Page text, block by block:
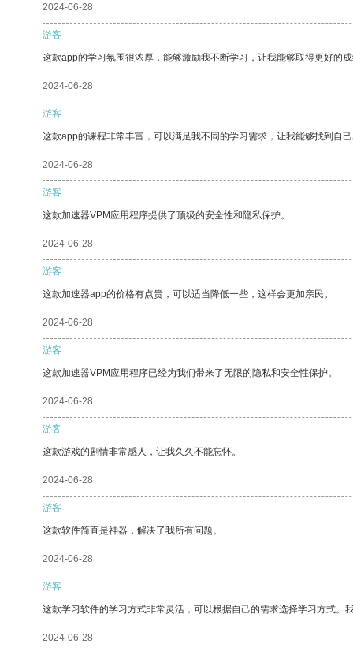
2024-06-28
游客
这款app的学习氛围很浓厚，能够激励我不断学习，让我能够取得更好的成
2024-06-28
游客
这款app的课程非常丰富，可以满足我不同的学习需求，让我能够找到自己
2024-06-28
游客
这款加速器VPM应用程序提供了顶级的安全性和隐私保护。
2024-06-28
游客
这款加速器app的价格有点贵，可以适当降低一些，这样会更加亲民。
2024-06-28
游客
这款加速器VPM应用程序已经为我们带来了无限的隐私和安全性保护。
2024-06-28
游客
这款游戏的剧情非常感人，让我久久不能忘怀。
2024-06-28
游客
这款软件简直是神器，解决了我所有问题。
2024-06-28
游客
这款学习软件的学习方式非常灵活，可以根据自己的需求选择学习方式。
2024-06-28